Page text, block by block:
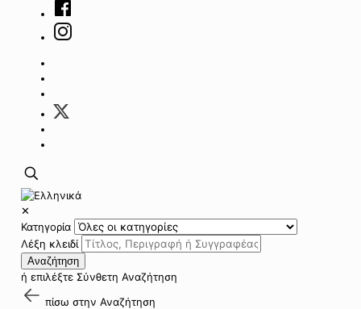
✕
Κατηγορία
Λέξη κλειδί
Αναζήτηση
ή επιλέξτε Σύνθετη Αναζήτηση
πίσω στην Αναζήτηση